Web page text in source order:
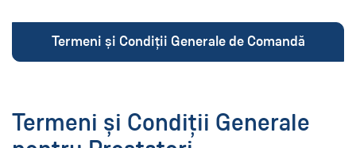
Termeni și Condiții Generale de Comandă
Termeni și Condiții Generale